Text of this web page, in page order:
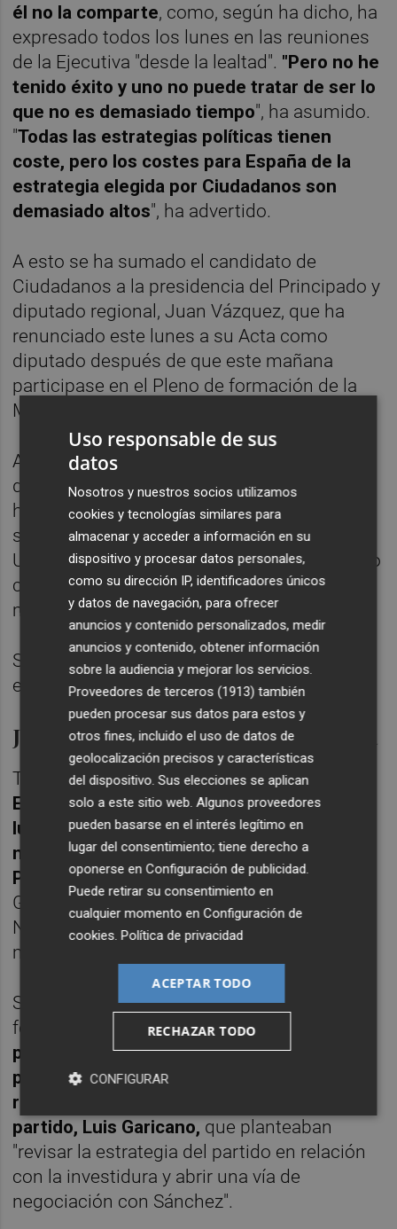
él no la comparte, como, según ha dicho, ha
expresado todos los lunes en las reuniones
de la Ejecutiva "desde la lealtad". "Pero no he
tenido éxito y uno no puede tratar de ser lo
que no es demasiado tiempo", ha asumido.
"Todas las estrategias políticas tienen
coste, pero los costes para España de la
estrategia elegida por Ciudadanos son
demasiado altos", ha advertido.
A esto se ha sumado el candidato de
Ciudadanos a la presidencia del Principado y
diputado regional, Juan Vázquez, que ha
renunciado este lunes a su Acta como
diputado después de que este mañana
participase en el Pleno de formación de la
Mesa de la Cámara.
Así lo ha anunciado esta tarde e una rueda
de prensa que ha convocado a las 18.00
horas para anunciar su renuncia y explicar
sus motivos. Vázquez fue rector de la
Universidad de Oviedo y se había presentado
con Ciudadanos a los comicios del 26 de
mayo como independiente.
Su dimisión se suma a la del
europarlamentario Javier Nart.
Javier Nart tambié deja la ejecutiva
Tras la renuncia de Roldán,la mayoría de la
Ejecutiva de Ciudadanos ha votado este
lunes a favor de mantener la estrategia de
no negociar la investidura del líder del
PSOE, Pedro Sánchez, como presidente el
Gobierno, tras lo cual el eurodiputado Javier
Nart ha presentado su dimisión como
miembro de la dirección del partido.
Según han informado fuentes de la
formación naranja,la votación no estaba
prevista pero se ha realizado a petición del
propio Nart y del también eurodiputado y
responsable de Economía y Empleo del
partido, Luis Garicano, que planteaban
"revisar la estrategia del partido en relación
con la investidura y abrir una vía de
negociación con Sánchez".
Uso responsable de sus
datos
Nosotros y nuestros socios utilizamos
cookies y tecnologías similares para
almacenar y acceder a información en su
dispositivo y procesar datos personales,
como su dirección IP, identificadores únicos
y datos de navegación, para ofrecer
anuncios y contenido personalizados, medir
anuncios y contenido, obtener información
sobre la audiencia y mejorar los servicios.
Proveedores de terceros (1913) también
pueden procesar sus datos para estos y
otros fines, incluido el uso de datos de
geolocalización precisos y características
del dispositivo. Sus elecciones se aplican
solo a este sitio web. Algunos proveedores
pueden basarse en el interés legítimo en
lugar del consentimiento; tiene derecho a
oponerse enConfiguración de publicidad.
Puede retirar su consentimiento en
cualquier momento enConfiguración de
cookies.Política de privacidad
ACEPTAR TODO
RECHAZAR TODO
CONFIGURAR